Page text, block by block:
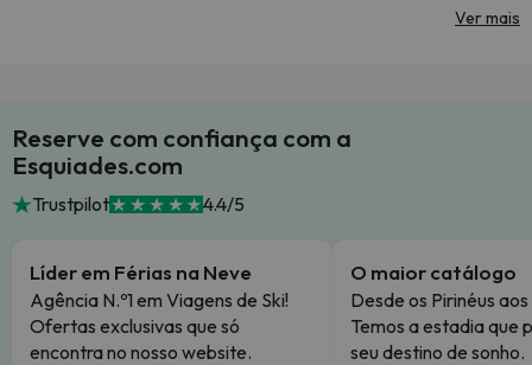
Ver mais
Reserve com confiança com a
Esquiades.com
Trustpilot 4.4/5
Líder em Férias na Neve
Agência N.º1 em Viagens de Ski!
Ofertas exclusivas que só
encontra no nosso website.
O maior catálogo
Desde os Pirinéus
Temos a estadia que
seu destino de sonho.